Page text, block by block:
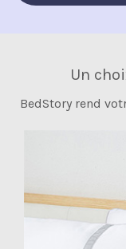
Un
BedStory rend